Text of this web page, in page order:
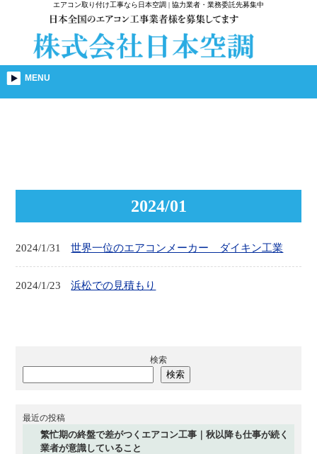
エアコン取り付け工事なら日本空調 | 協力業者・業務委託先募集中
MENU
2024/01
2024/1/31 世界一位のエアコンメーカー ダイキン工業
2024/1/23 浜松での見積もり
検索
検索
最近の投稿
繁忙期の終盤で差がつくエアコン工事｜秋以降も仕事が続く
業者が意識していること